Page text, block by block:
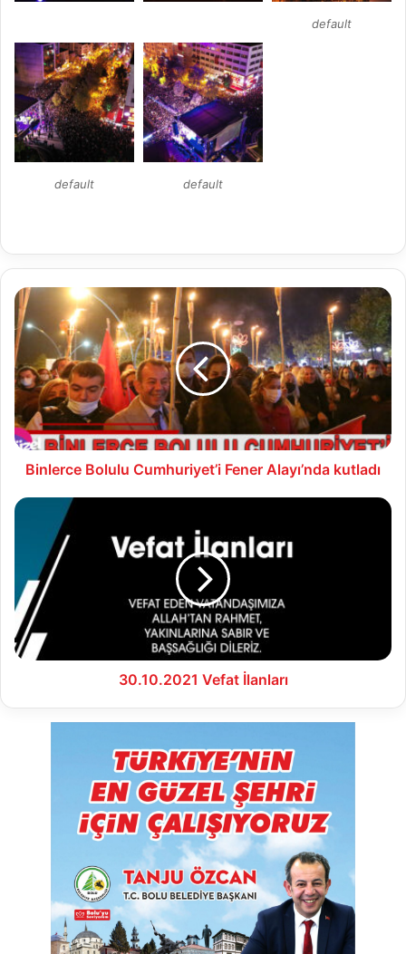
default
default default
Binlerce
Bolulu
Cumhuriyet’i
Fener
Alayı’nda
kutladı
Binlerce Bolulu Cumhuriyet’i Fener Alayı’nda kutladı
30.10.2021
30.10.2021 Vefat İlanları